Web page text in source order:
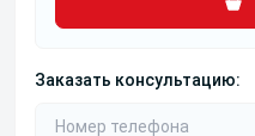
Заказать консультацию: